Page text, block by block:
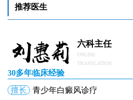
推荐医生
六科主任
ONLINE
TRANSLATION
30多年临床经验
擅长
青少年白癜风诊疗